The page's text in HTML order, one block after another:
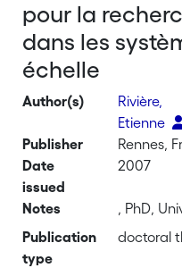
pour la
dans les
échelle
Author(s)
Rivière,
Etienne
Publisher
Rennes,
Date
issued
2007
Notes
, PhD,
Publication
type
doctoral